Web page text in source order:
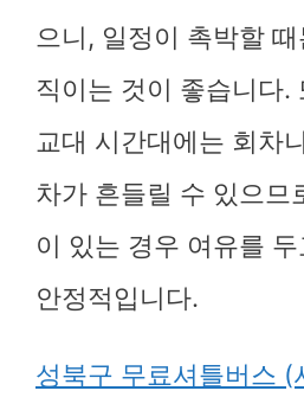
으니, 일정이 촉박할
직이는 것이 좋습니다.
교대 시간대에는 회차
차가 흔들릴 수 있으므
이 있는 경우 여유를
안정적입니다.
성북구 무료셔틀버스 (